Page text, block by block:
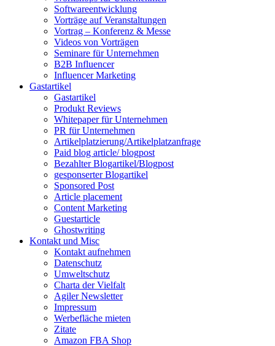
Softwareentwicklung
Vorträge auf Veranstaltungen
Vortrag – Konferenz & Messe
Videos von Vorträgen
Seminare für Unternehmen
B2B Influencer
Influencer Marketing
Gastartikel
Gastartikel
Produkt Reviews
Whitepaper für Unternehmen
PR für Unternehmen
Artikelplatzierung/Artikelplatzanfrage
Paid blog article/ blogpost
Bezahlter Blogartikel/Blogpost
gesponserter Blogartikel
Sponsored Post
Article placement
Content Marketing
Guestarticle
Ghostwriting
Kontakt und Misc
Kontakt aufnehmen
Datenschutz
Umweltschutz
Charta der Vielfalt
Agiler Newsletter
Impressum
Werbefläche mieten
Zitate
Amazon FBA Shop